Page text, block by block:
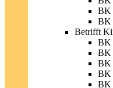
BK
BK
Betrifft
BK
BK
BK
BK
BK